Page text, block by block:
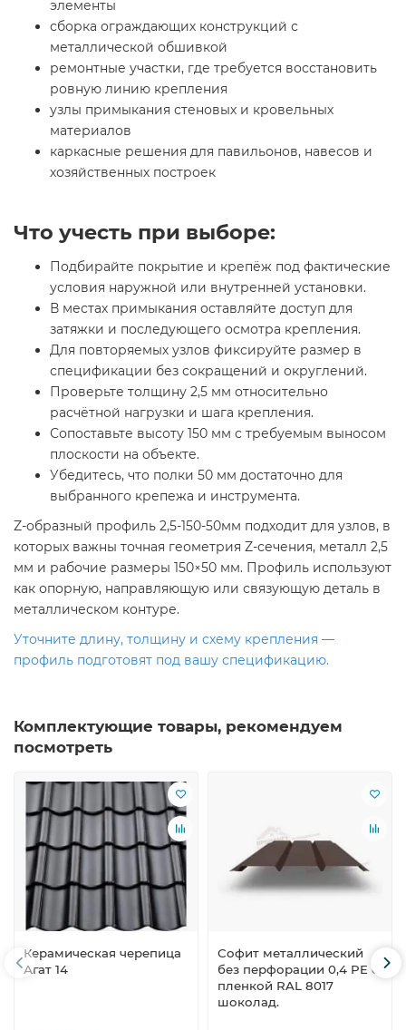
элементы
сборка ограждающих конструкций с
металлической обшивкой
ремонтные участки, где требуется восстановить
ровную линию крепления
узлы примыкания стеновых и кровельных
материалов
каркасные решения для павильонов, навесов и
хозяйственных построек
Что учесть при выборе:
Подбирайте покрытие и крепёж под фактические
условия наружной или внутренней установки.
В местах примыкания оставляйте доступ для
затяжки и последующего осмотра крепления.
Для повторяемых узлов фиксируйте размер в
спецификации без сокращений и округлений.
Проверьте толщину 2,5 мм относительно
расчётной нагрузки и шага крепления.
Сопоставьте высоту 150 мм с требуемым выносом
плоскости на объекте.
Убедитесь, что полки 50 мм достаточно для
выбранного крепежа и инструмента.
Z-образный профиль 2,5-150-50мм подходит для узлов, в
которых важны точная геометрия Z-сечения, металл 2,5
мм и рабочие размеры 150×50 мм. Профиль используют
как опорную, направляющую или связующую деталь в
металлическом контуре.
Уточните длину, толщину и схему крепления —
профиль подготовят под вашу спецификацию.
Комплектующие товары, рекомендуем
посмотреть
Керамическая черепица
Агат 14
Софит металлический
без перфорации 0,4 PE с
пленкой RAL 8017
шоколад.